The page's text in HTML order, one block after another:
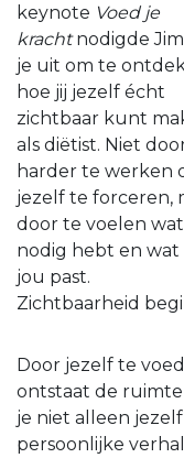
keynote Voed je
krachtnodigde
je uit om te
hoe jij jezelf écht
zichtbaar kunt
als diëtist. Niet
harder te werken
jezelf te forceren,
door te voelen
nodig hebt en wat
jou past.
Zichtbaarheid
Door jezelf te
ontstaat de ruimte
je niet alleen
persoonlijke